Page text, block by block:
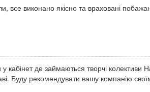
все виконано якісно та враховані
де займаються творчі колективи
Буду рекомендувати вашу компанію